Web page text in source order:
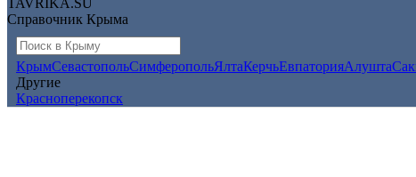
TAVRIKA.SU
Справочник Крыма
КрымСевастопольСимферопольЯлтаКерчьЕвпаторияАлушта
Другие
Красноперекопск